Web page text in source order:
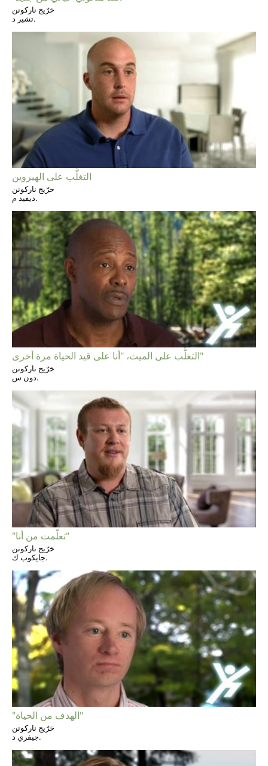
خرّيج ناركونن
تشير د.
التغلُّب على الهيروين
خرّيج ناركونن
ديفيد م.
التغلُّب على الميث، "أنا على قيد الحياة مرة أخرى"
خرّيج ناركونن
دون س.
"تعلّمت من أنا"
خرّيج ناركونن
جايكوب ك.
"الهدف من الحياة"
خرّيج ناركونن
جيفري د.